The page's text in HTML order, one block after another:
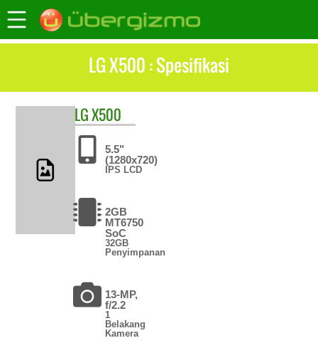
LG X500 : Spesifikasi
LGX500
5.5"
(1280x720)
IPS LCD
2GB
MT6750
SoC
32GB
Penyimpanan
13-MP,
f/2.2
1
Belakang
Kamera